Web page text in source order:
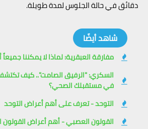
دقائق في حالة الجلوس لمدة طويلة.
شاهد أيضًا
مفارقة العبقرية: لماذا لا يمكننا
السكري: "الرفيق الصامت".. كيف
في مستقبلك الصحي؟
التوحد - تعرف على أهم أعراض التوحد
القولون العصبي - أهم أعراض